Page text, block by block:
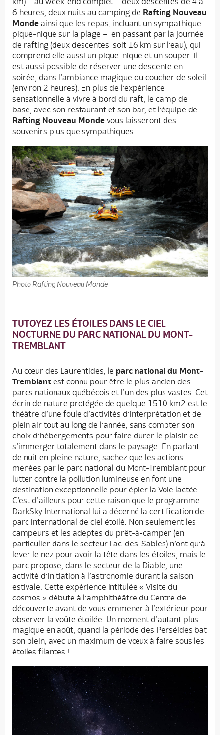
6 heures, deux nuits au camping de Rafting Nouveau
Monde ainsi que les repas, incluant un sympathique
pique-nique sur la plage – en passant par la journée
de rafting (deux descentes, soit 16 km sur l’eau), qui
comprend elle aussi un pique-nique et un souper. Il
est aussi possible de réserver une descente en
soirée, dans l’ambiance magique du coucher de soleil
(environ 2 heures). En plus de l’expérience
sensationnelle à vivre à bord du raft, le camp de
base, avec son restaurant et son bar, et l’équipe de
Rafting Nouveau Monde vous laisseront des
souvenirs plus que sympathiques.
Photo Rafting Nouveau Monde
TUTOYEZ LES ÉTOILES DANS LE CIEL
NOCTURNE DU PARC NATIONAL DU MONT-
TREMBLANT
Au cœur des Laurentides, le parc national du Mont-
Tremblant est connu pour être le plus ancien des
parcs nationaux québécois et l’un des plus vastes. Cet
écrin de nature protégée de quelque 1510 km2 est le
théâtre d’une foule d’activités d’interprétation et de
plein air tout au long de l’année, sans compter son
choix d’hébergements pour faire durer le plaisir de
s’immerger totalement dans le paysage. En parlant
de nuit en pleine nature, sachez que les actions
menées par le parc national du Mont-Tremblant pour
lutter contre la pollution lumineuse en font une
destination exceptionnelle pour épier la Voie lactée.
C’est d’ailleurs pour cette raison que le programme
DarkSky International lui a décerné la certification de
parc international de ciel étoilé. Non seulement les
campeurs et les adeptes du prêt-à-camper (en
particulier dans le secteur Lac-des-Sables) n’ont qu’à
lever le nez pour avoir la tête dans les étoiles, mais le
parc propose, dans le secteur de la Diable, une
activité d’initiation à l’astronomie durant la saison
estivale. Cette expérience intitulée « Visite du
cosmos » débute à l’amphithéâtre du Centre de
découverte avant de vous emmener à l’extérieur pour
observer la voûte étoilée. Un moment d’autant plus
magique en août, quand la période des Perséides bat
son plein, avec un maximum de vœux à faire sous les
étoiles filantes !